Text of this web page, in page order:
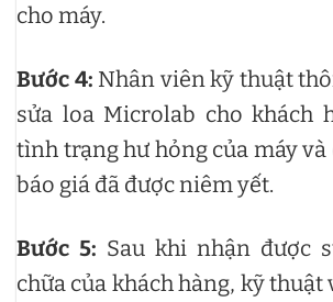
cho máy.
Bước 4: Nhân viên kỹ thuật
sửa loa Microlab cho khách
tình trạng hư hỏng của máy
báo giá đã được niêm yết.
Bước 5: Sau khi nhận được
chữa của khách hàng, kỹ